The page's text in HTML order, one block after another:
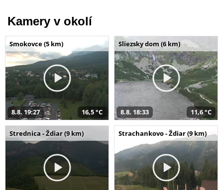
Kamery v okolí
Smokovce (5 km)
8.8. 19:27 16,5 °C
Sliezsky dom (6 km)
8.8. 18:33 11,6 °C
Strednica - Ždiar (9 km) Strachankovo - Ždiar (9 km)